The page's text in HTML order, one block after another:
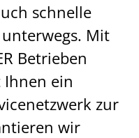
schnelle
Mit
Betrieben
ein
zur
wir